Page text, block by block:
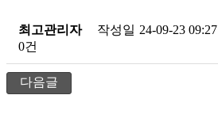
최고관리자 작성일 24-09-23 09:27
0건
다음글